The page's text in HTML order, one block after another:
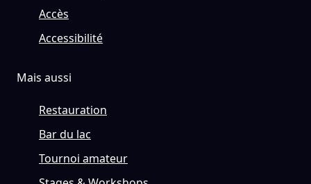
Accès
Accessibilité
Mais aussi
Restauration
Bar du lac
Tournoi amateur